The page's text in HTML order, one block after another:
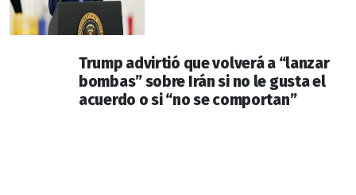
Trump advirtió que volverá a “lanzar
bombas” sobre Irán si no le gusta el
acuerdo o si “no se comportan”